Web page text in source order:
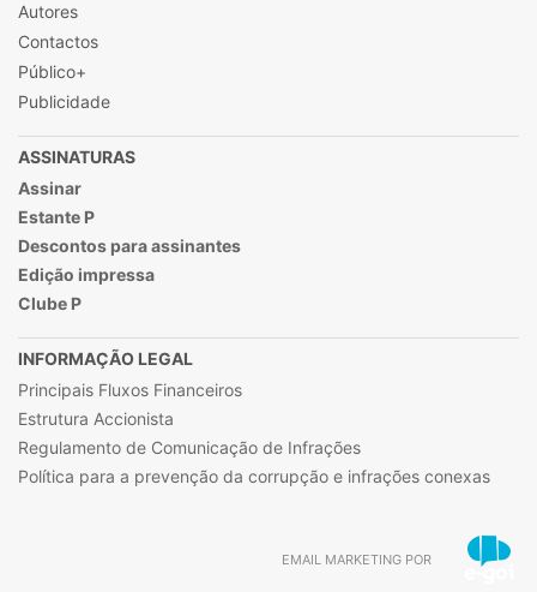
Autores
Contactos
Público+
Publicidade
ASSINATURAS
Assinar
Estante P
Descontos para assinantes
Edição impressa
Clube P
INFORMAÇÃO LEGAL
Principais Fluxos Financeiros
Estrutura Accionista
Regulamento de Comunicação de Infrações
Política para a prevenção da corrupção e infrações conexas
EMAIL MARKETING POR